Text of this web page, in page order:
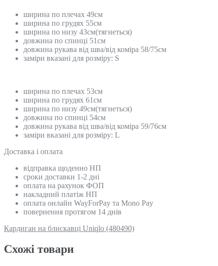
ширина по плечах 49см
ширина по грудях 55см
ширина по низу 43см(тягнеться)
довжина по спинці 51см
довжина рукава від шва/від коміра 58/75см
заміри вказані для розміру: S
ширина по плечах 53см
ширина по грудях 61см
ширина по низу 49см(тягнеться)
довжина по спинці 54см
довжина рукава від шва/від коміра 59/76см
заміри вказані для розміру: L
Доставка і оплата
відправка щоденно НП
сроки доставки 1-2 дні
оплата на рахунок ФОП
накладний платіж НП
оплата онлайн WayForPay та Mono Pay
повернення протягом 14 днів
Кардиган на блискавці Uniqlo (480490)
Схожi товари